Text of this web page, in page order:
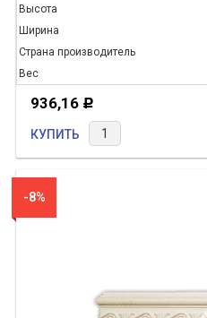
Высота
Ширина
Страна производитель
Вес
936,16 Р
КУПИТЬ
-8%